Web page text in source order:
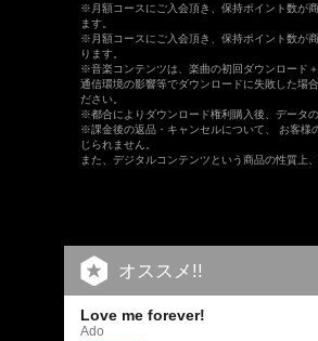
※月額コースにご入会頂き、保持ポイント数が
ます。
※月額コースにご入会頂き、保持ポイント数が
ります。
※音楽コンテンツは、楽曲の初回ダウンロード
通信環境の影響等でダウンロードに失敗した場
ださい。
※都合によりダウンロード権利購入後、データ
※課金後の返品・キャンセルについて、 お客様
じられません。
また、デジタルコンテンツという商品の性質上
オススメ!!
Love me forever!
Ado